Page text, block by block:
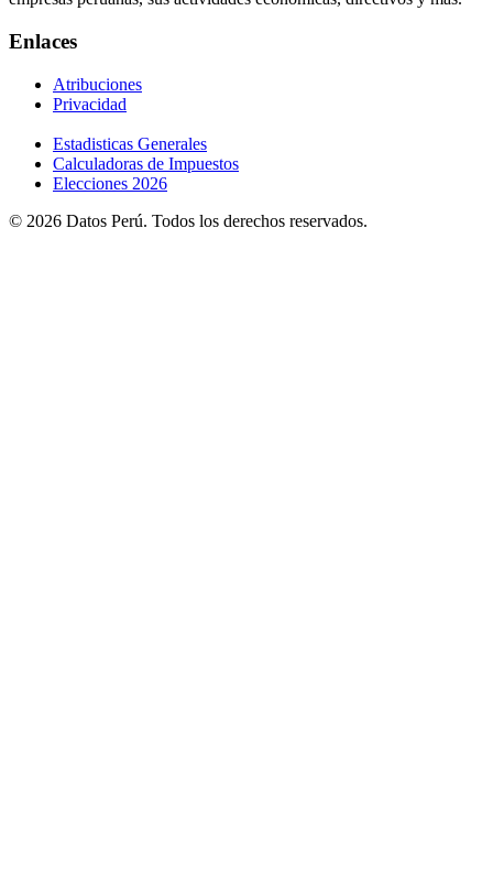
Enlaces
Atribuciones
Privacidad
Estadisticas Generales
Calculadoras de Impuestos
Elecciones 2026
© 2026 Datos Perú. Todos los derechos reservados.